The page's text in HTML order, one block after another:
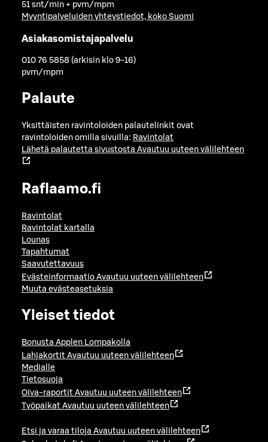
51 snt/min + pvm/mpm
Myyntipalveluiden yhteystiedot, koko Suomi
Asiakasomistajapalvelu
010 76 5858 (arkisin klo 9-16)
pvm/mpm
Palaute
Yksittäisten ravintoloiden palautelinkit ovat
ravintoloiden omilla sivuilla: Ravintolat
Lähetä palautetta sivustosta Avautuu uuteen välilehteen
Raflaamo.fi
Ravintolat
Ravintolat kartalla
Lounas
Tapahtumat
Saavutettavuus
Evästeinformaatio Avautuu uuteen välilehteen
Muuta evästeasetuksia
Yleiset tiedot
Bonusta Applen Lompakolla
Lahjakortit Avautuu uuteen välilehteen
Medialle
Tietosuoja
Oiva-raportit Avautuu uuteen välilehteen
Työpaikat Avautuu uuteen välilehteen
Etsi ja varaa tiloja Avautuu uuteen välilehteen